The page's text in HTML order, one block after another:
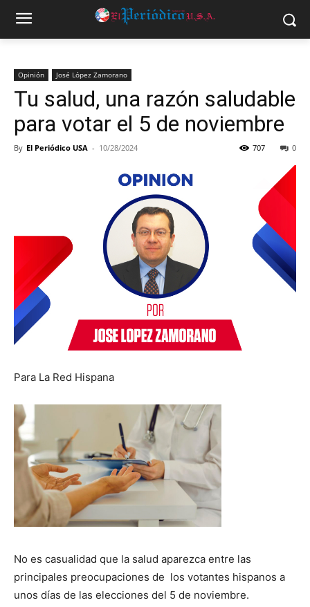
Opinión José López Zamorano
Tu salud, una razón saludable
para votar el 5 de noviembre
By El Periódico USA - 10/28/2024 0
707
Para La Red Hispana
No es casualidad que la salud aparezca entre las
principales preocupaciones de los votantes hispanos a
unos días de las elecciones del 5 de noviembre.